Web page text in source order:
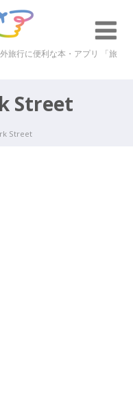
旅行に便利な本・アプリ 「旅
Street
Street